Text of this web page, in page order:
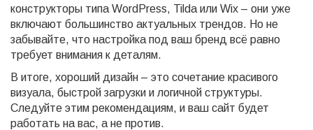
конструкторы типа WordPress, Tilda или Wix – они уже
включают большинство актуальных трендов. Но не
забывайте, что настройка под ваш бренд всё равно
требует внимания к деталям.
В итоге, хороший дизайн – это сочетание красивого
визуала, быстрой загрузки и логичной структуры.
Следуйте этим рекомендациям, и ваш сайт будет
работать на вас, а не против.